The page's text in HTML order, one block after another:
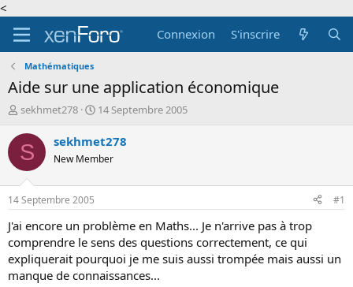
<
Connexion
S'inscrire
Mathématiques
Aide sur une application économique
A
t
e
r
d
e
l
d
i
s
sekhmet278
D
t
e
d
é
b
t
14 Septembre 2005
S sekhmet278
New Member
14 Septembre 2005 #1
J'ai encore un problème en Maths... Je n'arrive pas à trop
comprendre le sens des questions correctement, ce qui
expliquerait pourquoi je me suis aussi trompée mais aussi un
manque de connaissances...